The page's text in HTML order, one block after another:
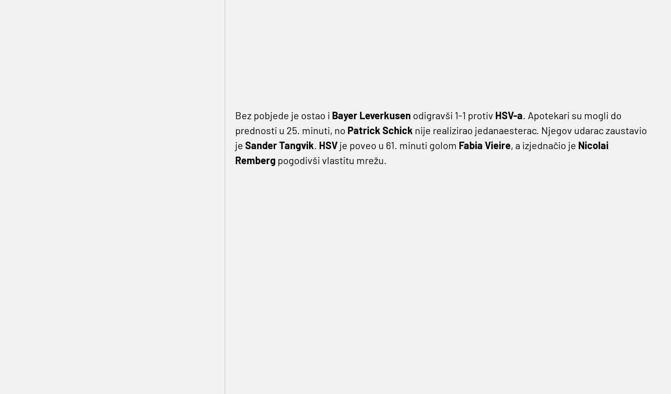
Bez pobjede je ostao i Bayer Leverkusen odigravši 1-1 protiv HSV-a. Apotekari su mogli do
prednosti u 25. minuti, no Patrick Schick nije realizirao jedanaesterac. Njegov udarac zaustavio
je Sander Tangvik. HSVje poveo u 61. minuti golom Fabia Vieire, a izjednačio je Nicolai
Rembergpogodivši vlastitu mrežu.